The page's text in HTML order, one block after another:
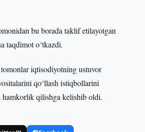
bu borada taklif etilayotgan
taqdimot o‘tkazdi.
iqtisodiyotning ustuvor
qo‘llash istiqbollarini
hamkorlik qilishga kelishib oldi.